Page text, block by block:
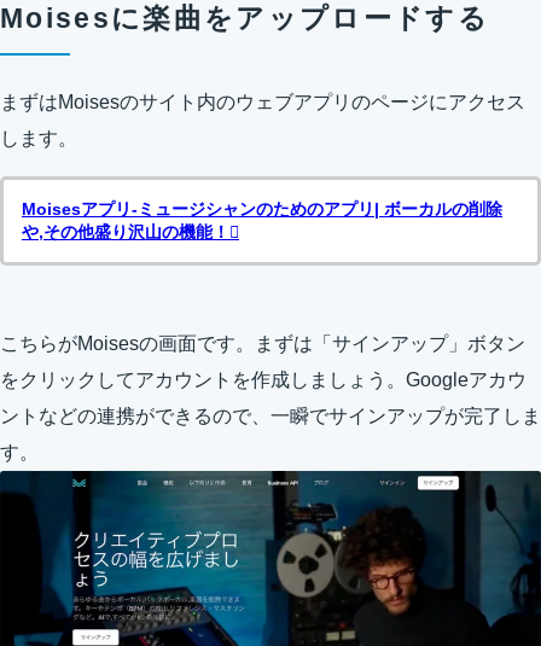
Moisesに楽曲をアップロードする
まずはMoisesのサイト内のウェブアプリのページにアクセス
します。
Moisesアプリ-ミュージシャンのためのアプリ| ボーカルの削除
や,その他盛り沢山の機能！
こちらがMoisesの画面です。まずは「サインアップ」ボタン
をクリックしてアカウントを作成しましょう。Googleアカウ
ントなどの連携ができるので、一瞬でサインアップが完了しま
す。